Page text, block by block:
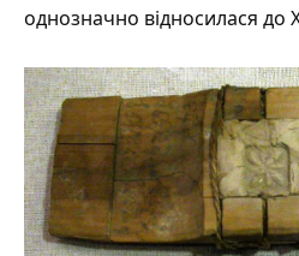
однозначно відносилася до